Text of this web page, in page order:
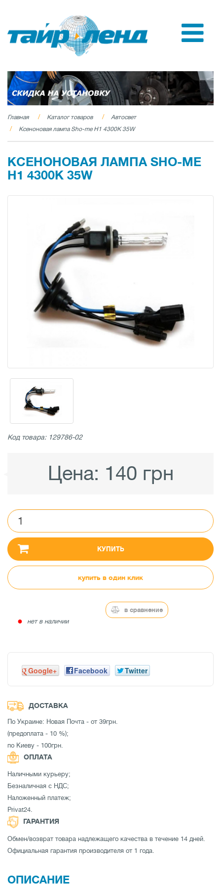
Главная Каталог товаров
Автосвет
Ксеноновая лампа Sho-me H1 4300K 35W
КСЕНОНОВАЯ ЛАМПА SHO-ME
H1 4300K 35W
Код товара: 129786-02
Цена: 140 грн
КУПИТЬ
купить в один клик
● нет в наличии
в сравнение
Google+ Facebook Twitter
ДОСТАВКА
По Украине: Новая Почта - от 39грн.
(предоплата - 10 %);
по Киеву - 100грн.
ОПЛАТА
Наличными курьеру;
Безналичная с НДС;
Наложенный платеж;
Privat24.
ГАРАНТИЯ
Обмен/возврат товара надлежащего качества в течение 14 дней.
Официальная гарантия производителя от 1 года.
ОПИСАНИЕ